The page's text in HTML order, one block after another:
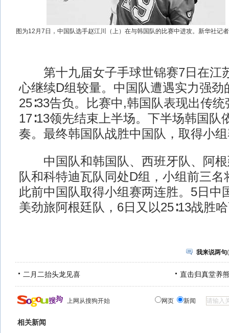
图为12月7日，中国队选手赵江川（上）在与韩国队的比赛中进攻。新华社
第十九届女子手球世锦赛7日在江
心继续D组较量。中国队遭遇实力强劲
25∶33告负。比赛中,韩国队表现出传
17∶13领先结束上半场。下半场韩国队
奏。最终韩国队战胜中国队，取得小
中国队和韩国队、西班牙队、阿根
队和科特迪瓦队同处D组，小组前三名
此前中国队取得小组赛两连胜。5日中
美劲旅阿根廷队，6日又以25∶13战胜
我来说两句(
二月二抬头龙见喜 直击归真堂养
上网从搜狗开始 网页 新闻
相关新闻